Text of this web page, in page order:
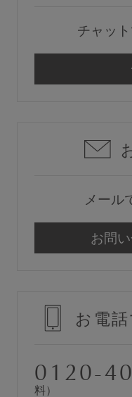
チャッ
メール
お問
お電
0120-
料）